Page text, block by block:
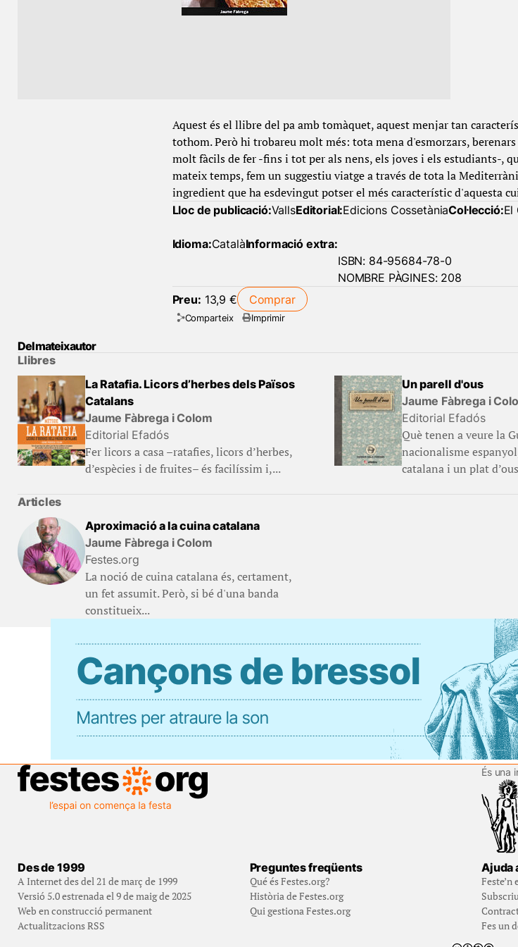
Aquest és el llibre del pa amb tomàquet, aquest menjar tan
tothom. Però hi trobareu molt més: tota mena d'esmorzars,
molt fàcils de fer -fins i tot per als nens, els joves i els estudiants-,
mateix temps, fem un suggestiu viatge a través de tota la
ingredient que ha esdevingut potser el més característic d'aquesta
Lloc de publicació:VallsEditorial:Edicions CossetàniaCol·lecció:El
Idioma:CatalàInformació extra:
ISBN: 84-95684-78-0
NOMBRE PÀGINES: 208
Preu: 13,9 € Comprar
Comparteix Imprimir
Del mateix autor
Llibres
La Ratafia. Licors d’herbes dels Països
Catalans
Jaume Fàbrega i Colom
Editorial Efadós
Fer licors a casa –ratafies, licors d’herbes,
d’espècies i de fruites– és facilíssim i,...
Un parell d'ous
Jaume Fàbrega i
Editorial Efadós
Què tenen a veure la
nacionalisme
catalana i un plat
Articles
Aproximació a la cuina catalana
Jaume Fàbrega i Colom
Festes.org
La noció de cuina catalana és, certament,
un fet assumit. Però, si bé d'una banda
constitueix...
És una
Des de 1999
A Internet des del 21 de març de 1999
Versió 5.0 estrenada el 9 de maig de 2025
Web en construcció permanent
Actualitzacions RSS
Preguntes freqüents
Qué és Festes.org?
Història de Festes.org
Qui gestiona Festes.org
Ajuda
Fes un